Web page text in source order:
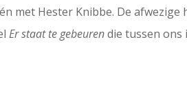
met Hester Knibbe. De
Er staat te gebeurendie tussen